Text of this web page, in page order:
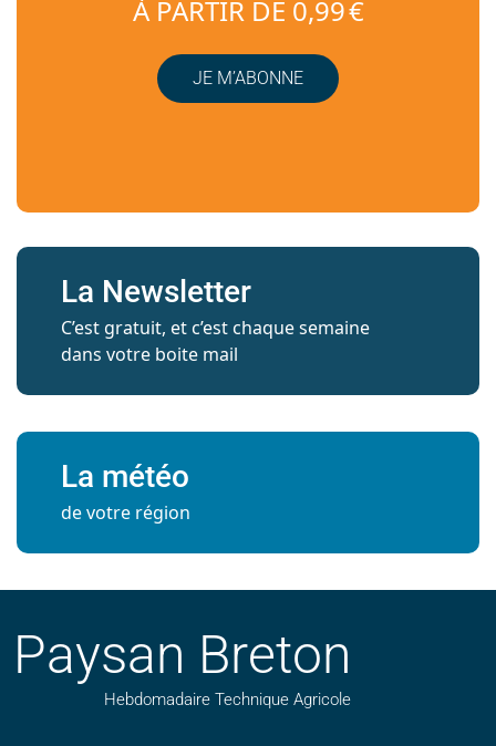
À PARTIR DE 0,99 €
JE M’ABONNE
La Newsletter
C’est gratuit, et c’est chaque semaine
dans votre boite mail
La météo
de votre région
Paysan Breton
Hebdomadaire Technique Agricole